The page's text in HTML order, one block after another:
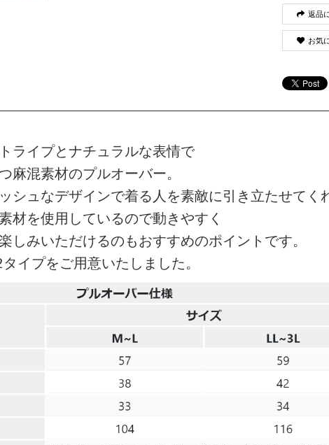
返品
お気
ライプとナチュラルな表情で
麻混素材のプルオーバー。
シュなデザインで着る人を素敵に引き立たせてく
材を使用しているので動きやすく
しみいただけるのもおすすめのポイントです。
イプをご用意いたしました。